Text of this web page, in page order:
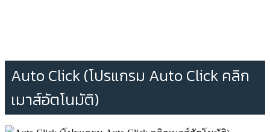
Auto Click (โปรแกรม Auto Click คลิก
เมาส์อัตโนมัติ)